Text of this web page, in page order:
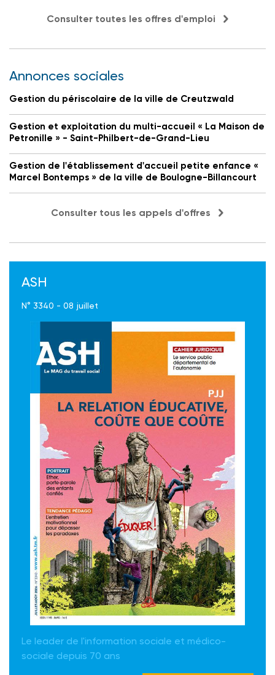
Consulter toutes les offres d'emploi
Annonces sociales
Gestion du périscolaire de la ville de Creutzwald
Gestion et exploitation du multi-accueil « La Maison de
Petronille » - Saint-Philbert-de-Grand-Lieu
Gestion de l'établissement d'accueil petite enfance «
Marcel Bontemps » de la ville de Boulogne-Billancourt
Consulter tous les appels d'offres
ASH
N° 3340 - 08 juillet
Le leader de l'information sociale et médico-
sociale depuis 70 ans